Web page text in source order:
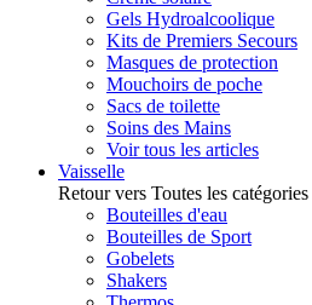
Gels Hydroalcoolique
Kits de Premiers Secours
Masques de protection
Mouchoirs de poche
Sacs de toilette
Soins des Mains
Voir tous les articles
Vaisselle
Retour vers Toutes les catégories
Bouteilles d'eau
Bouteilles de Sport
Gobelets
Shakers